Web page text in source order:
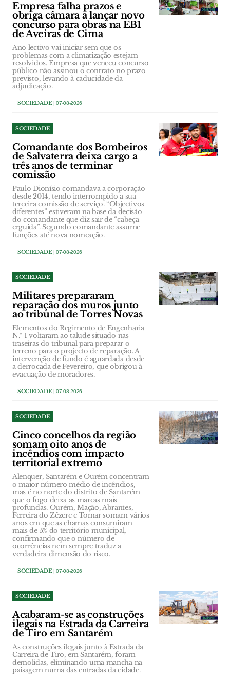
Empresa falha prazos e
obriga câmara a lançar novo
concurso para obras na EB1
de Aveiras de Cima
Ano lectivo vai iniciar sem que os
problemas com a climatização estejam
resolvidos. Empresa que venceu concurso
público não assinou o contrato no prazo
previsto, levando à caducidade da
adjudicação.
SOCIEDADE| 07-08-2026
SOCIEDADE
Comandante dos Bombeiros
de Salvaterra deixa cargo a
três anos de terminar
comissão
Paulo Dionísio comandava a corporação
desde 2014, tendo interrompido a sua
terceira comissão de serviço. “Objectivos
diferentes” estiveram na base da decisão
do comandante que diz sair de “cabeça
erguida”. Segundo comandante assume
funções até nova nomeação.
SOCIEDADE| 07-08-2026
SOCIEDADE
Militares prepararam
reparação dos muros junto
ao tribunal de Torres Novas
Elementos do Regimento de Engenharia
N.º 1 voltaram ao talude situado nas
traseiras do tribunal para preparar o
terreno para o projecto de reparação. A
intervenção de fundo é aguardada desde
a derrocada de Fevereiro, que obrigou à
evacuação de moradores.
SOCIEDADE| 07-08-2026
SOCIEDADE
Cinco concelhos da região
somam oito anos de
incêndios com impacto
territorial extremo
Alenquer, Santarém e Ourém concentram
o maior número médio de incêndios,
mas é no norte do distrito de Santarém
que o fogo deixa as marcas mais
profundas. Ourém, Mação, Abrantes,
Ferreira do Zêzere e Tomar somam vários
anos em que as chamas consumiram
mais de 5% do território municipal,
confirmando que o número de
ocorrências nem sempre traduz a
verdadeira dimensão do risco.
SOCIEDADE| 07-08-2026
SOCIEDADE
Acabaram-se as construções
ilegais na Estrada da Carreira
de Tiro em Santarém
As construções ilegais junto à Estrada da
Carreira de Tiro, em Santarém, foram
demolidas, eliminando uma mancha na
paisagem numa das entradas da cidade.